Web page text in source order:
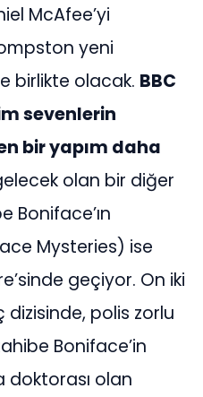
McAfee’yi
yeni
birlikte olacak. BBC
sevenlerin
bir yapım daha
olan bir diğer
Boniface’ın
Mysteries) ise
geçiyor. On iki
polis zorlu
Boniface’in
doktorası olan